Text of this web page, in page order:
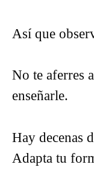
Así que
No te aferres
enseñarle.
Hay decenas
Adapta tu